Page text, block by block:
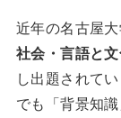
近年の名古屋
社会・言語と
し出題されて
でも「背景知